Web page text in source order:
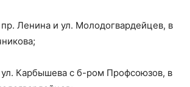
Ленина и ул. Молодогвардейцев, в
Карбышева с б-ром Профсоюзов, в